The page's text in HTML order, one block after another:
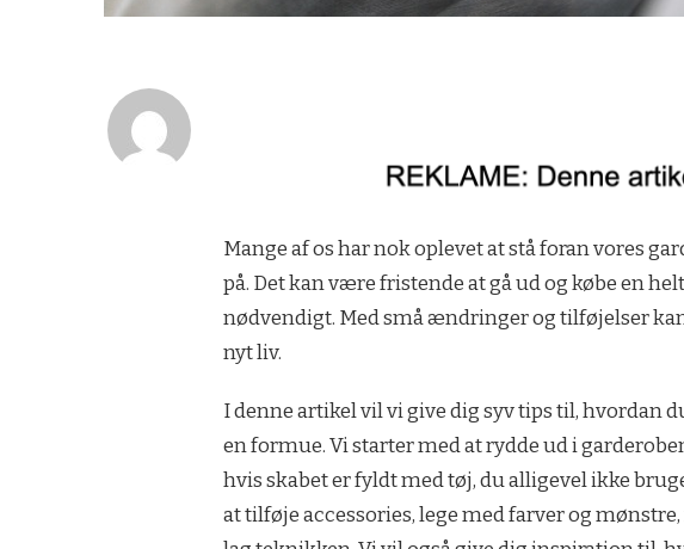
Mange af os har nok oplevet at stå foran vores
på. Det kan være fristende at gå ud og købe en
nødvendigt. Med små ændringer og tilføjelser
nyt liv.
I denne artikel vil vi give dig syv tips til, hvordan
en formue. Vi starter med at rydde ud i
hvis skabet er fyldt med tøj, du alligevel ikke
at tilføje accessories, lege med farver og